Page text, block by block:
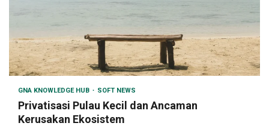
GNA KNOWLEDGE HUB SOFT NEWS
Privatisasi Pulau Kecil dan Ancaman
Kerusakan Ekosistem